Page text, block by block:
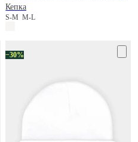
Кепка
S-MM-L
−30%